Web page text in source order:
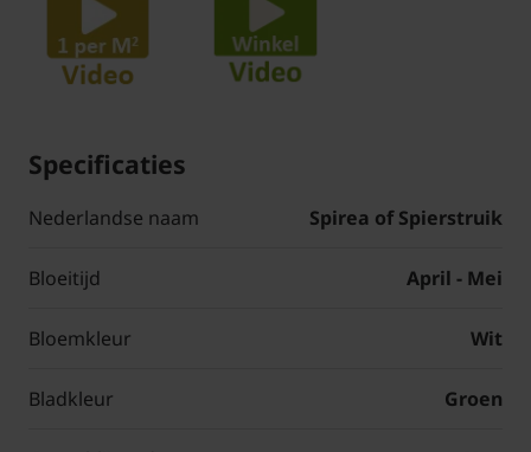
Specificaties
Nederlandse naam Spirea of Spierstruik
Bloeitijd April - Mei
Bloemkleur Wit
Bladkleur Groen